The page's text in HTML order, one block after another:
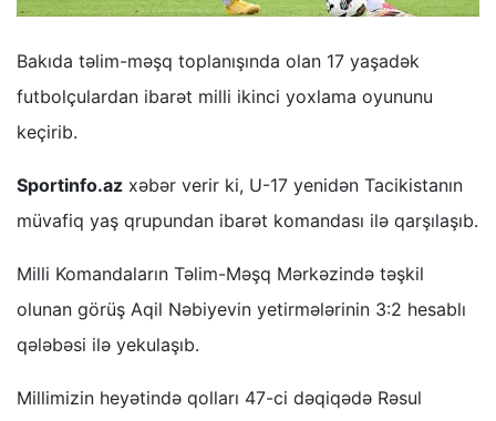
Bakıda təlim-məşq toplanışında olan 17 yaşadək
futbolçulardan ibarət milli ikinci yoxlama oyununu
keçirib.
Sportinfo.az xəbər verir ki, U-17 yenidən Tacikistanın
müvafiq yaş qrupundan ibarət komandası ilə qarşılaşıb.
Milli Komandaların Təlim-Məşq Mərkəzində təşkil
olunan görüş Aqil Nəbiyevin yetirmələrinin 3:2 hesablı
qələbəsi ilə yekulaşıb.
Millimizin heyətində qolları 47-ci dəqiqədə Rəsul